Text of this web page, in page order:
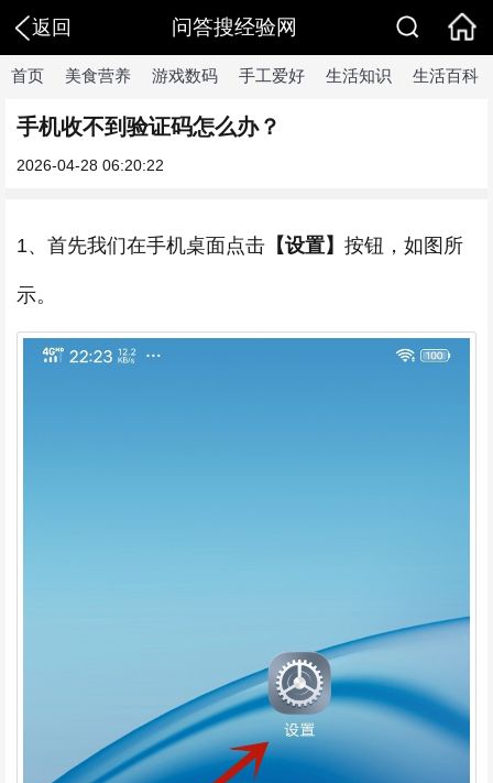
返回 问答搜经验网
首页 美食营养 游戏数码 手工爱好 生活知识 生活百科
手机收不到验证码怎么办？
2026-04-28 06:20:22
1、首先我们在手机桌面点击 【设置】 按钮，如图所
示。